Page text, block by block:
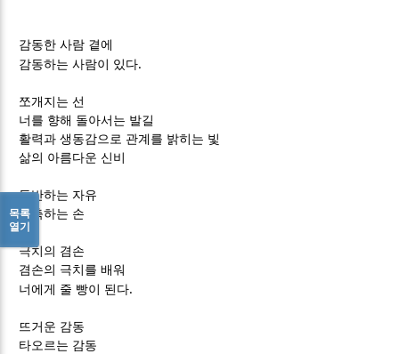
감동한 사람 곁에
감동하는 사람이 있다.
쪼개지는 선
너를 향해 돌아서는 발길
활력과 생동감으로 관계를 밝히는 빛
삶의 아름다운 신비
동반하는 자유
부축하는 손
극치의 겸손
겸손의 극치를 배워
너에게 줄 빵이 된다.
뜨거운 감동
타오르는 감동
목록
열기
Sketchbook5, 스케치북5
Sketchbook5, 스케치북5